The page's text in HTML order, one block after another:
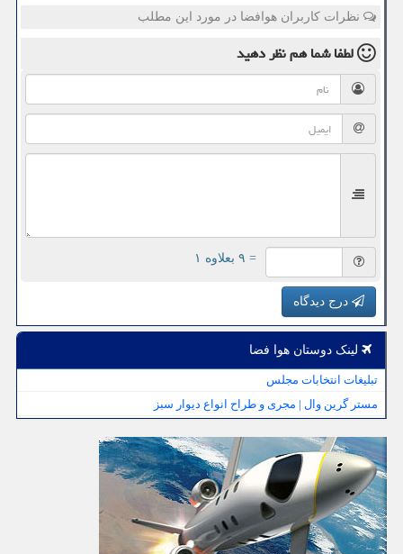
نظرات کاربران هوافضا در مورد این مطلب
لطفا شما همنظر دهید
= ۹ بعلاوه ۱
درج دیدگاه
لینک دوستان هوا فضا
تبلیغات انتخابات مجلس
مستر گرین وال | مجری و طراح انواع دیوار سبز